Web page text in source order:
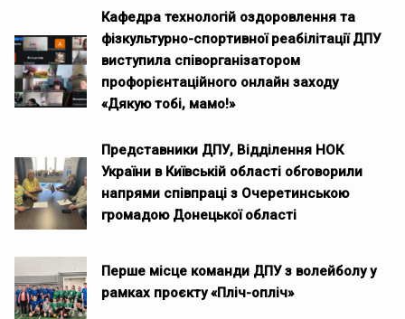
Кафедра технологій оздоровлення та
фізкультурно-спортивної реабілітації ДПУ
виступила співорганізатором
профорієнтаційного онлайн заходу
«Дякую тобі, мамо!»
Представники ДПУ, Відділення НОК
України в Київській області обговорили
напрями співпраці з Очеретинською
громадою Донецької області
Перше місце команди ДПУ з волейболу у
рамках проєкту «Пліч-опліч»